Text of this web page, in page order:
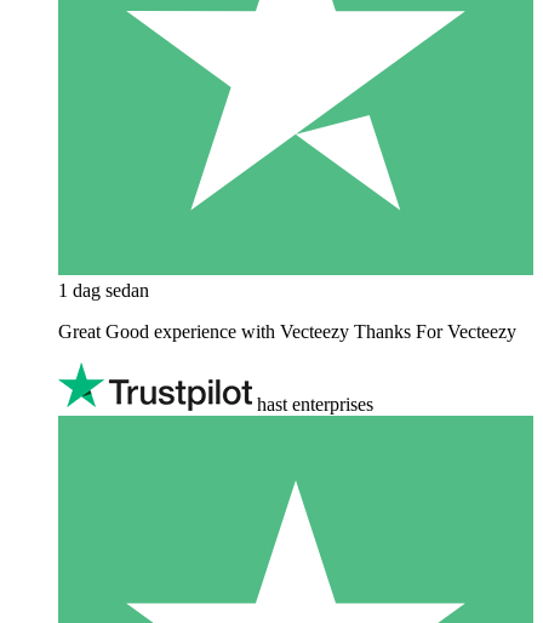
1 dag sedan
Great Good experience with Vecteezy Thanks For Vecteezy
hast enterprises